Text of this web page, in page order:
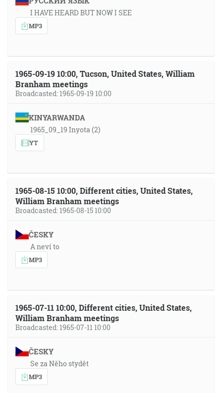
I HAVE HEARD BUT NOW I SEE
MP3
1965-09-19 10:00, Tucson, United States, William
Branham meetings
Broadcasted: 1965-09-19 10:00
KINYARWANDA
1965_09_19 Inyota (2)
YT
1965-08-15 10:00, Different cities, United States,
William Branham meetings
Broadcasted: 1965-08-15 10:00
ČESKY
A neví to
MP3
1965-07-11 10:00, Different cities, United States,
William Branham meetings
Broadcasted: 1965-07-11 10:00
ČESKY
Se za Něho stydět
MP3